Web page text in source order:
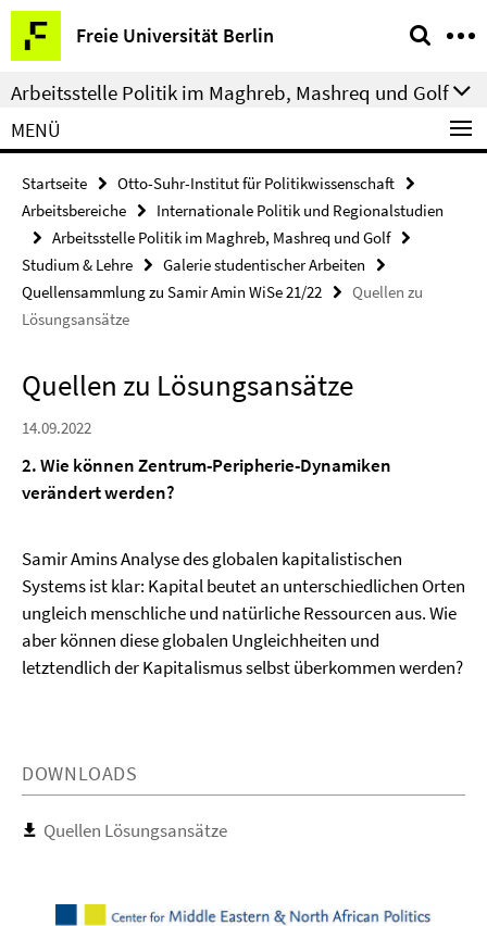
Springe
direkt
zu
Inhalt
Freie Universität Berlin
Service-
Navigation
Arbeitsstelle Politik im Maghreb, Mashreq und Golf
MENÜ
Startseite
Otto-Suhr-Institut für Politikwissenschaft
Arbeitsbereiche
Internationale Politik und Regionalstudien
Arbeitsstelle Politik im Maghreb, Mashreq und Golf
Studium & Lehre
Galerie studentischer Arbeiten
Quellensammlung zu Samir Amin WiSe 21/22
Quellen zu
Lösungsansätze
Quellen zu Lösungsansätze
14.09.2022
2. Wie können Zentrum-Peripherie-Dynamiken
verändert werden?
Samir Amins Analyse des globalen kapitalistischen
Systems ist klar: Kapital beutet an unterschiedlichen Orten
ungleich menschliche und natürliche Ressourcen aus. Wie
aber können diese globalen Ungleichheiten und
letztendlich der Kapitalismus selbst überkommen werden?
DOWNLOADS
Quellen Lösungsansätze